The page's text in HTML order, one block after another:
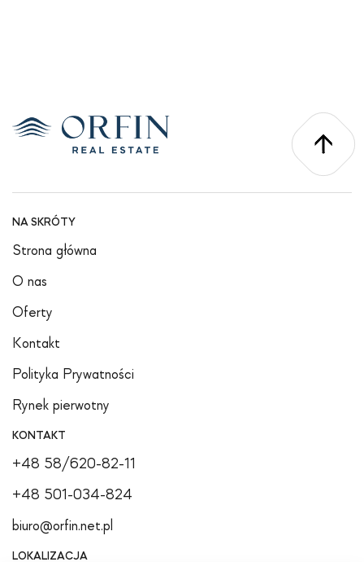
NA SKRÓTY
Strona główna
O nas
Oferty
Kontakt
Polityka Prywatności
Rynek pierwotny
KONTAKT
+48 58/620-82-11
+48 501-034-824
biuro@orfin.net.pl
LOKALIZACJA